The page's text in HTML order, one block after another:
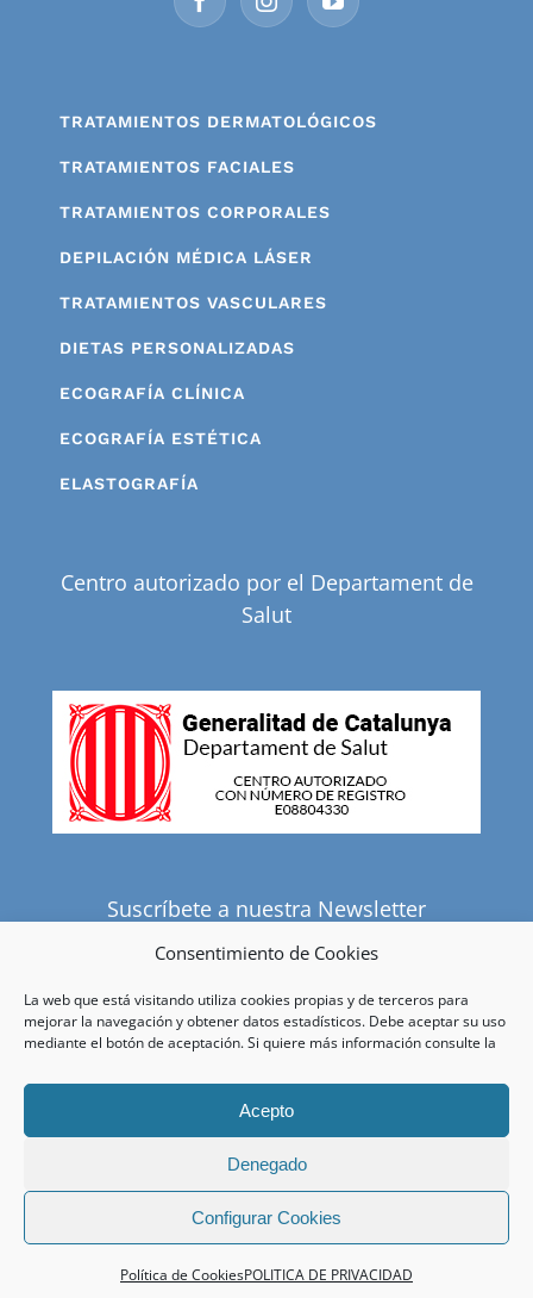
Consentimiento de Cookies
La web que está visitando utiliza cookies propias y de terceros para
mejorar la navegación y obtener datos estadísticos. Debe aceptar su uso
mediante el botón de aceptación. Si quiere más información consulte la
Acepto
Denegado
Configurar Cookies
Política de CookiesPOLITICA DE PRIVACIDAD
TRATAMIENTOS DERMATOLÓGICOS
TRATAMIENTOS FACIALES
TRATAMIENTOS CORPORALES
DEPILACIÓN MÉDICA LÁSER
TRATAMIENTOS VASCULARES
DIETAS PERSONALIZADAS
ECOGRAFÍA CLÍNICA
ECOGRAFÍA ESTÉTICA
ELASTOGRAFÍA
Centro autorizado por el Departament de
Salut
Suscríbete a nuestra Newsletter
He leído y acepto la política de privacidad.
2026 |Centre Mèdic de Cabo-Bové